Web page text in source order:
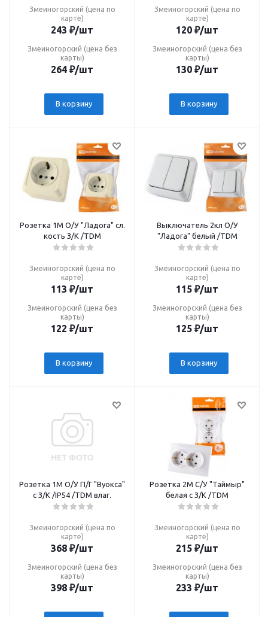
Змеиногорский (цена по
карте)
243 ₽/шт
Змеиногорский (цена без
карты)
264 ₽/шт
В корзину
Змеиногорский (цена по
карте)
120 ₽/шт
Змеиногорский (цена без
карты)
130 ₽/шт
В корзину
Розетка 1М О/У "Ладога" сл.
кость З/К /TDM
Змеиногорский (цена по
карте)
113 ₽/шт
Змеиногорский (цена без
карты)
122 ₽/шт
В корзину
Выключатель 2кл О/У
"Ладога" белый /TDM
Змеиногорский (цена по
карте)
115 ₽/шт
Змеиногорский (цена без
карты)
125 ₽/шт
В корзину
Розетка 1М О/У П/Г "Вуокса"
с З/К /IP54 /ТDM влаг.
Змеиногорский (цена по
карте)
368 ₽/шт
Змеиногорский (цена без
карты)
398 ₽/шт
Розетка 2М С/У "Таймыр"
белая c З/К /TDM
Змеиногорский (цена по
карте)
215 ₽/шт
Змеиногорский (цена без
карты)
233 ₽/шт